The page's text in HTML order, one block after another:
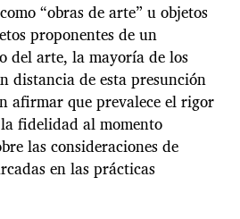
“obras de arte” u objetos
proponentes de un
del arte, la mayoría de los
distancia de esta presunción
afirmar que prevalece el rigor
fidelidad al momento
las consideraciones de
en las prácticas